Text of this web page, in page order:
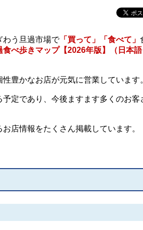
わう旦過市場で「買って」「食べて」
食べ歩きマップ【2026年版】（日本語
豊かなお店が元気に営業しています
定であり、今後ますます多くのお客
店情報をたくさん掲載しています。